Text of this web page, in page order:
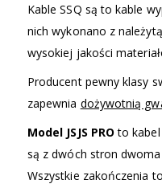
Kable SSQ są to kable
nich wykonano z
wysokiej jakości
Producent pewny klasy
zapewnia dożywotnią
Model JSJS PRO to
są z dwóch stron
Wszystkie zakończenia